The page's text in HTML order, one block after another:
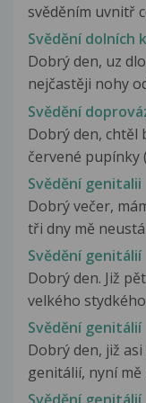
svěděním uvnitř
Svědění dolních
Dobrý den, uz
nejčastěji nohy
Svědění
Dobrý den, chtěl
červené pupínky
Svědění genitalii
Dobrý večer,
tři dny mě
Svědění genitálií
Dobrý den. Již
velkého
Svědění genitálií
Dobrý den, již
genitálií, nyní mě